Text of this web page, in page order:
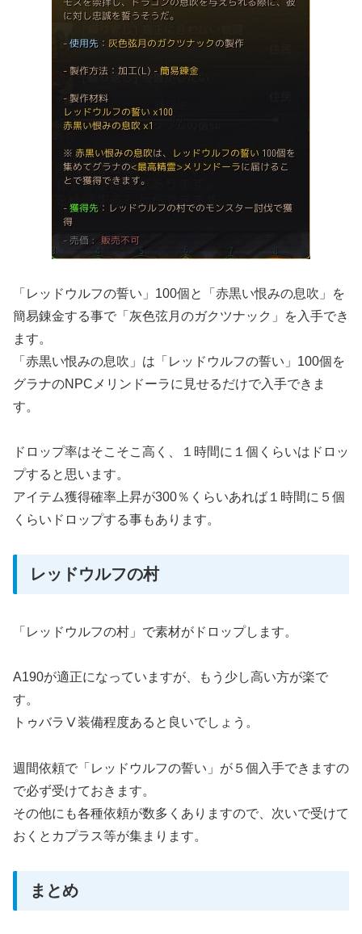
「レッドウルフの誓い」100個と「赤黒い恨みの息吹」を
簡易錬金する事で「灰色弦月のガクツナック」を入手でき
ます。
「赤黒い恨みの息吹」は「レッドウルフの誓い」100個を
グラナのNPCメリンドーラに見せるだけで入手できま
す。
ドロップ率はそこそこ高く、１時間に１個くらいはドロッ
プすると思います。
アイテム獲得確率上昇が300％くらいあれば１時間に５個
くらいドロップする事もあります。
レッドウルフの村
「レッドウルフの村」で素材がドロップします。
A190が適正になっていますが、もう少し高い方が楽で
す。
トゥバラⅤ装備程度あると良いでしょう。
週間依頼で「レッドウルフの誓い」が５個入手できますの
で必ず受けておきます。
その他にも各種依頼が数多くありますので、次いで受けて
おくとカプラス等が集まります。
まとめ